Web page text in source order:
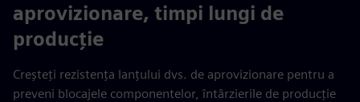
aprovizionare, timpi lungi de
producție
Creșteți rezistența lanțului dvs. de aprovizionare pentru a
preveni blocajele componentelor, întârzierile de producție